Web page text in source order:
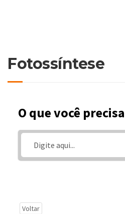
Fotossíntese
O que você
Voltar